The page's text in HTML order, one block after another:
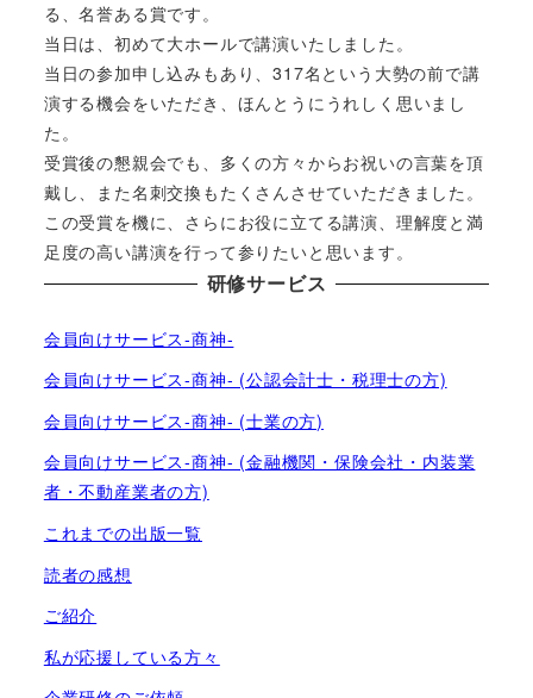
る、名誉ある賞です。
当日は、初めて大ホールで講演いたしました。
当日の参加申し込みもあり、317名という大勢の前で講
演する機会をいただき、ほんとうにうれしく思いまし
た。
受賞後の懇親会でも、多くの方々からお祝いの言葉を頂
戴し、また名刺交換もたくさんさせていただきました。
この受賞を機に、さらにお役に立てる講演、理解度と満
足度の高い講演を行って参りたいと思います。
研修サービス
会員向けサービス-商神-
会員向けサービス-商神- (公認会計士・税理士の方)
会員向けサービス-商神- (士業の方)
会員向けサービス-商神- (金融機関・保険会社・内装業
者・不動産業者の方)
これまでの出版一覧
読者の感想
ご紹介
私が応援している方々